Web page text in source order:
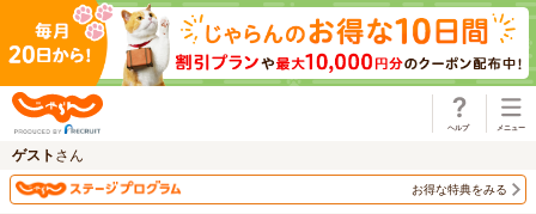
ゲスト さん
お得な特典をみる